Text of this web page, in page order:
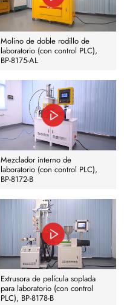
Molino de doble rodillo de
laboratorio (con control PLC),
BP-8175-AL
Mezclador interno de
laboratorio (con control PLC),
BP-8172-B
Extrusora de película soplada
para laboratorio (con control
PLC), BP-8178-B